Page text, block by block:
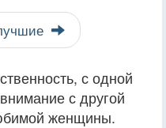
с одной
с другой
женщины.